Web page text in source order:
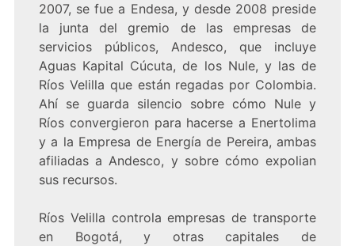
2007, se fue a Endesa, y desde 2008 preside
la junta del gremio de las empresas de
servicios públicos, Andesco, que incluye
Aguas Kapital Cúcuta, de los Nule, y las de
Ríos Velilla que están regadas por Colombia.
Ahí se guarda silencio sobre cómo Nule y
Ríos convergieron para hacerse a Enertolima
y a la Empresa de Energía de Pereira, ambas
afiliadas a Andesco, y sobre cómo expolian
sus recursos.
Ríos Velilla controla empresas de transporte
en Bogotá, y otras capitales de